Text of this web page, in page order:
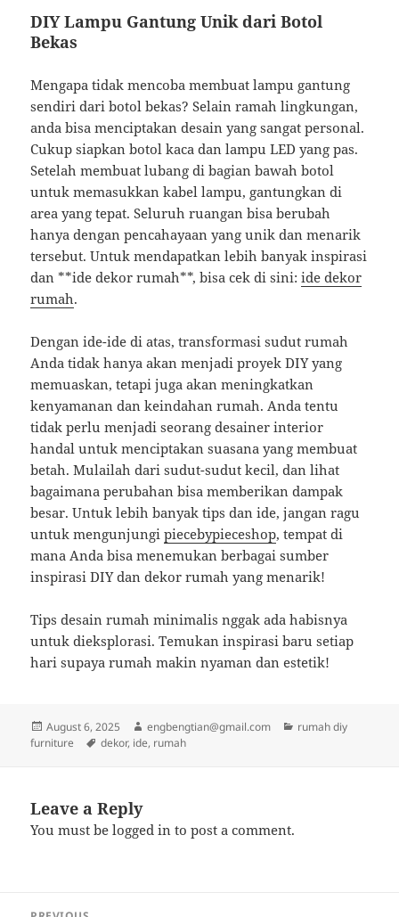
DIY Lampu Gantung Unik dari Botol
Bekas
Mengapa tidak mencoba membuat lampu gantung
sendiri dari botol bekas? Selain ramah lingkungan,
anda bisa menciptakan desain yang sangat personal.
Cukup siapkan botol kaca dan lampu LED yang pas.
Setelah membuat lubang di bagian bawah botol
untuk memasukkan kabel lampu, gantungkan di
area yang tepat. Seluruh ruangan bisa berubah
hanya dengan pencahayaan yang unik dan menarik
tersebut. Untuk mendapatkan lebih banyak inspirasi
dan **ide dekor rumah**, bisa cek di sini:ide dekor
rumah.
Dengan ide-ide di atas, transformasi sudut rumah
Anda tidak hanya akan menjadi proyek DIY yang
memuaskan, tetapi juga akan meningkatkan
kenyamanan dan keindahan rumah. Anda tentu
tidak perlu menjadi seorang desainer interior
handal untuk menciptakan suasana yang membuat
betah. Mulailah dari sudut-sudut kecil, dan lihat
bagaimana perubahan bisa memberikan dampak
besar. Untuk lebih banyak tips dan ide, jangan ragu
untuk mengunjungipiecebypieceshop, tempat di
mana Anda bisa menemukan berbagai sumber
inspirasi DIY dan dekor rumah yang menarik!
Tips desain rumah minimalis nggak ada habisnya
untuk dieksplorasi. Temukan inspirasi baru setiap
hari supaya rumah makin nyaman dan estetik!
Posted
on
August 6, 2025 Author
engbengtian@gmail.com Categories
rumah diy
furniture
Tags
dekor, ide, rumah
Leave a Reply
You must belogged in to post a comment.